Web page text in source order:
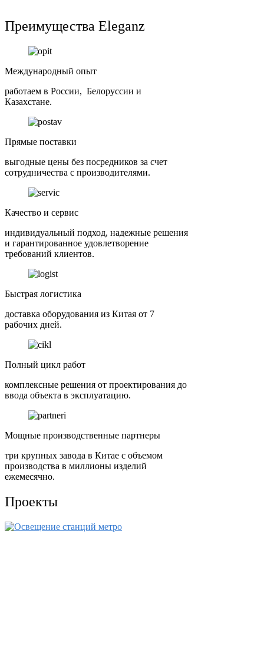
Преимущества Eleganz
Международный опыт
работаем в России, Белоруссии и
Казахстане.
Прямые поставки
выгодные цены без посредников за счет
сотрудничества с производителями.
Качество и сервис
индивидуальный подход, надежные решения
и гарантированное удовлетворение
требований клиентов.
Быстрая логистика
доставка оборудования из Китая от 7
рабочих дней.
Полный цикл работ
комплексные решения от проектирования до
ввода объекта в эксплуатацию.
Мощные производственные партнеры
три крупных завода в Китае с объемом
производства в миллионы изделий
ежемесячно.
Проекты